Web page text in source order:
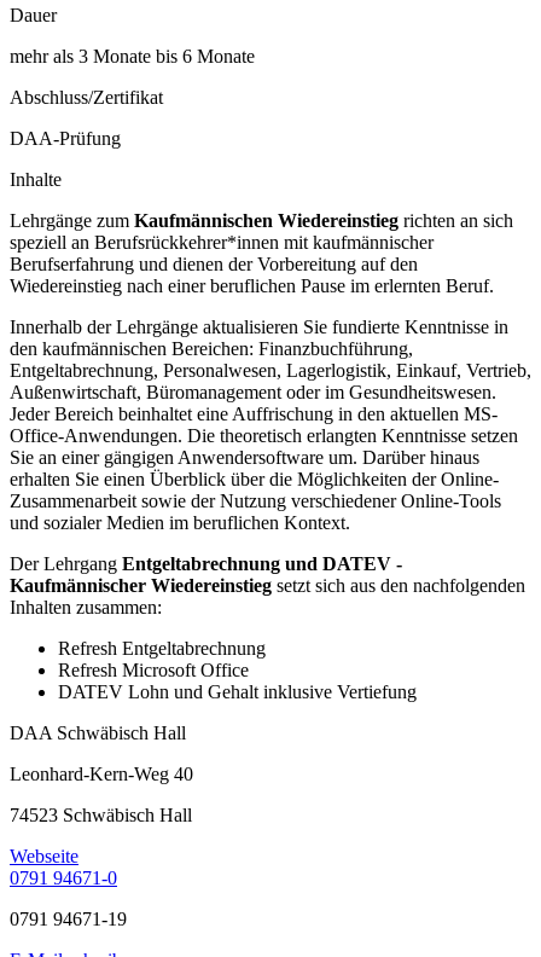
Dauer
mehr als 3 Monate bis 6 Monate
Abschluss/Zertifikat
DAA-Prüfung
Inhalte
Lehrgänge zum Kaufmännischen Wiedereinstieg richten an sich
speziell an Berufsrückkehrer*innen mit kaufmännischer
Berufserfahrung und dienen der Vorbereitung auf den
Wiedereinstieg nach einer beruflichen Pause im erlernten Beruf.
Innerhalb der Lehrgänge aktualisieren Sie fundierte Kenntnisse in
den kaufmännischen Bereichen: Finanzbuchführung,
Entgeltabrechnung, Personalwesen, Lagerlogistik, Einkauf, Vertrieb,
Außenwirtschaft, Büromanagement oder im Gesundheitswesen.
Jeder Bereich beinhaltet eine Auffrischung in den aktuellen MS-
Office-Anwendungen. Die theoretisch erlangten Kenntnisse setzen
Sie an einer gängigen Anwendersoftware um. Darüber hinaus
erhalten Sie einen Überblick über die Möglichkeiten der Online-
Zusammenarbeit sowie der Nutzung verschiedener Online-Tools
und sozialer Medien im beruflichen Kontext.
Der Lehrgang Entgeltabrechnung und DATEV -
Kaufmännischer Wiedereinstieg setzt sich aus den nachfolgenden
Inhalten zusammen:
Refresh Entgeltabrechnung
Refresh Microsoft Office
DATEV Lohn und Gehalt inklusive Vertiefung
DAA Schwäbisch Hall
Leonhard-Kern-Weg 40
74523 Schwäbisch Hall
Webseite
0791 94671-0
0791 94671-19